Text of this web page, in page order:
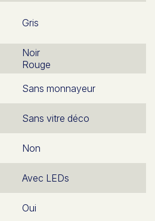
Gris
Noir
Rouge
Sans monnayeur
Sans vitre déco
Non
Avec LEDs
Oui